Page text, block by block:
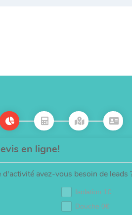
en ligne!
avez-vous besoin de leads
Isolation 1€
Douche 0€